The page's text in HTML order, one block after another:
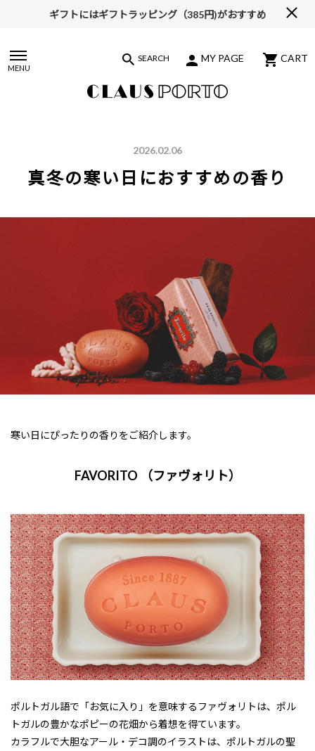
ギフトにはギフトラッピング（385円)がおすすめ
MENU
SEARCH MY PAGE CART
2026.02.06
真冬の寒い日におすすめの香り
寒い日にぴったりの香りをご紹介します。
FAVORITO （ファヴォリト）
ポルトガル語で「お気に入り」を意味するファヴォリトは、ポル
トガルの豊かなポピーの花畑から着想を得ています。
カラフルで大胆なアール・デコ調のイラストは、ポルトガルの聖